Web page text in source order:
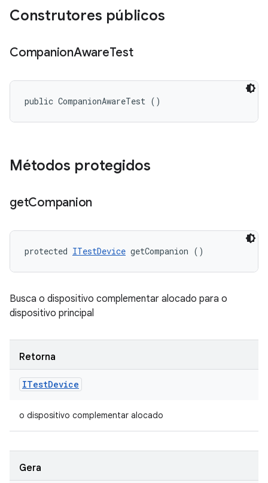
Construtores públicos
CompanionAwareTest
public CompanionAwareTest ()
Métodos protegidos
getCompanion
protected ITestDevice getCompanion ()
Busca o dispositivo complementar alocado para o
dispositivo principal
Retorna
ITestDevice
o dispositivo complementar alocado
Gera